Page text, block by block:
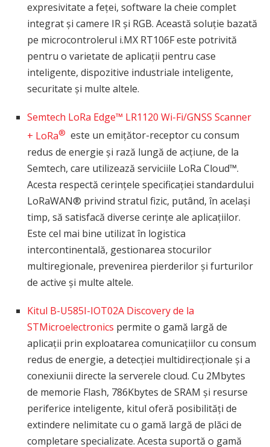
expresivitate a feței, software la cheie complet
integrat și camere IR și RGB. Această soluție bazată
pe microcontrolerul i.MX RT106F este potrivită
pentru o varietate de aplicații pentru case
inteligente, dispozitive industriale inteligente,
securitate și multe altele.
Semtech LoRa Edge™ LR1120 Wi-Fi/GNSS Scanner
+ LoRa® este un emițător-receptor cu consum
redus de energie și rază lungă de acțiune, de la
Semtech, care utilizează serviciile LoRa Cloud™.
Acesta respectă cerințele specificației standardului
LoRaWAN® privind stratul fizic, putând, în același
timp, să satisfacă diverse cerințe ale aplicațiilor.
Este cel mai bine utilizat în logistica
intercontinentală, gestionarea stocurilor
multiregionale, prevenirea pierderilor și furturilor
de active și multe altele.
Kitul B-U585I-IOT02A Discovery de la
STMicroelectronics permite o gamă largă de
aplicații prin exploatarea comunicațiilor cu consum
redus de energie, a detecției multidirecționale și a
conexiunii directe la serverele cloud. Cu 2Mbytes
de memorie Flash, 786Kbytes de SRAM și resurse
periferice inteligente, kitul oferă posibilități de
extindere nelimitate cu o gamă largă de plăci de
completare specializate. Acesta suportă o gamă